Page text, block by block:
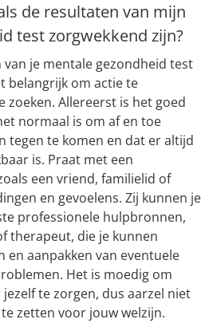
de resultaten van mijn
test zorgwekkend zijn?
je mentale gezondheid test
belangrijk om actie te
zoeken. Allereerst is het goed
normaal is om af en toe
tegen te komen en dat er altijd
is. Praat met een
een vriend, familielid of
en gevoelens. Zij kunnen je
professionele hulpbronnen,
therapeut, die je kunnen
en aanpakken van eventuele
Het is moedig om
te zorgen, dus aarzel niet
zetten voor jouw welzijn.